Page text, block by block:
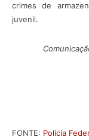
crimes de
juvenil.
FONTE: Polícia